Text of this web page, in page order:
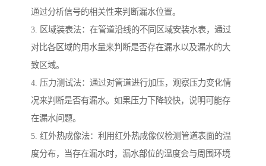
通过分析信号的相关性来判断漏水位置。
3. 区域装表法：在管道沿线的不同区域安装水表，通过
对比各区域的用水量来判断是否存在漏水以及漏水的大
致区域。
4. 压力测试法：通过对管道进行加压，观察压力变化情
况来判断是否有漏水。如果压力下降较快，说明可能存
在漏水问题。
5. 红外热成像法：利用红外热成像仪检测管道表面的温
度分布，当存在漏水时，漏水部位的温度会与周围环境